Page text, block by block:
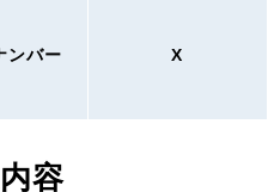
ンバー X
容